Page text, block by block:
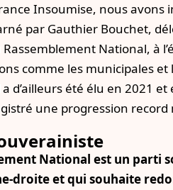
Insoumise, nous avons
par Gauthier Bouchet,
National, à
comme les municipales
d’ailleurs été élu en 2021
une progression record
National est un parti
droite et qui souhaite